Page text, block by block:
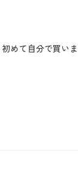
めて自分で買い